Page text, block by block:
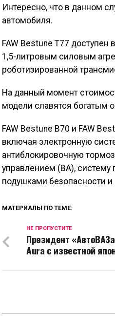
Интересно, что в данном
автомобиля.
FAW Bestune T77 доступен
1,5-литровым силовым
роботизированной
На данный момент
модели славятся богатым
FAW Bestune B70 и FAW
включая электронную
антиблокировочную
управлением (BA),
подушками безопасности
МАТЕРИАЛЫ ПО ТЕМЕ:
НЕ ПРОПУСТИТЕ
Президент
Aura с известной